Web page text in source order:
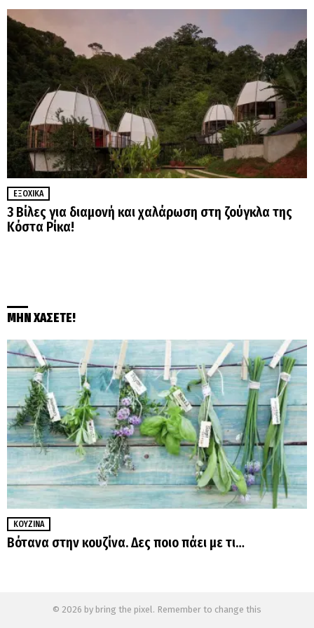
ΕΞΟΧΙΚΆ
3 Βίλες για διαμονή και χαλάρωση στη ζούγκλα της
Κόστα Ρίκα!
ΜΗΝ ΧΑΣΕΤΕ!
ΚΟΥΖΊΝΑ
Βότανα στην κουζίνα. Δες ποιο πάει με τι…
© 2026 by bring the pixel. Remember to change this